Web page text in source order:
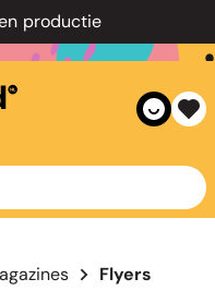
productie
Flyers